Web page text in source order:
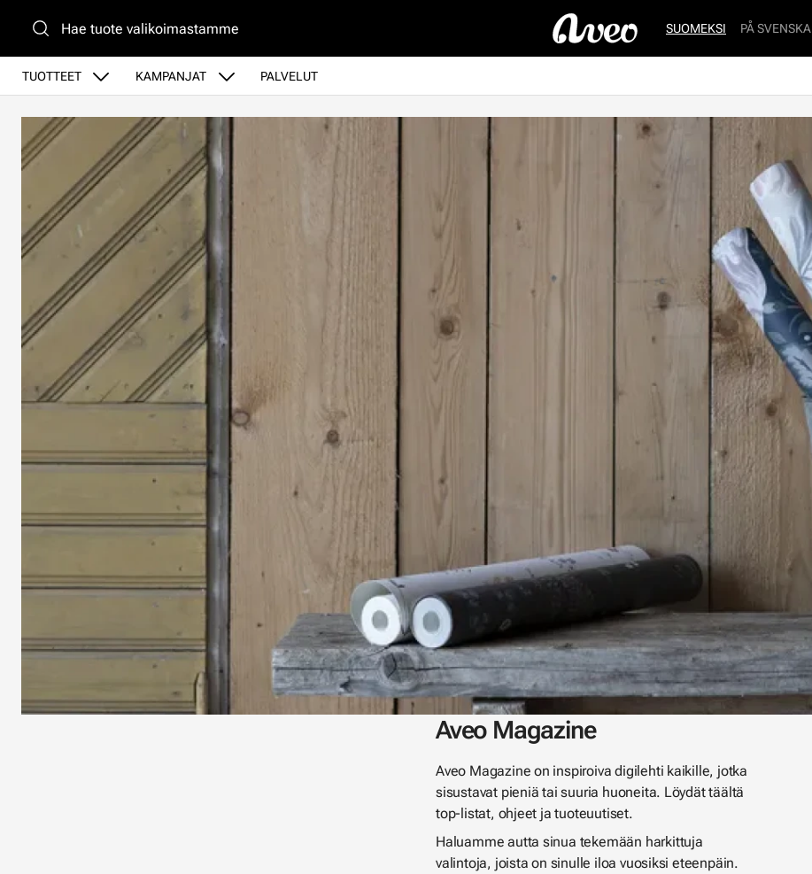
TUOTTEET KAMPANJAT PALVELUT
SUOMEKSI PÅ SVENSKA
Aveo Magazine
Aveo Magazine on inspiroiva digilehti kaikille, jotka
sisustavat pieniä tai suuria huoneita. Löydät täältä
top-listat, ohjeet ja tuoteuutiset.
Haluamme autta sinua tekemään harkittuja
valintoja, joista on sinulle iloa vuosiksi eteenpäin.